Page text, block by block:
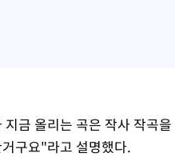
금 올리는 곡은 작사 작곡
구요"라고 설명했다.